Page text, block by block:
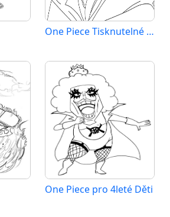
One Piece Tisknutelné pro Děti
One Piece pro 4leté Děti